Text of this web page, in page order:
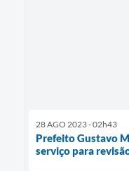
28 AGO 2023 - 02h43
Prefeito Gustavo
serviço para